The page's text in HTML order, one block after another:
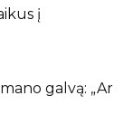
į
galvą: „Ar